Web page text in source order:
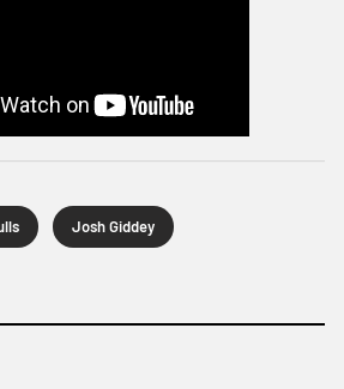
Josh Giddey